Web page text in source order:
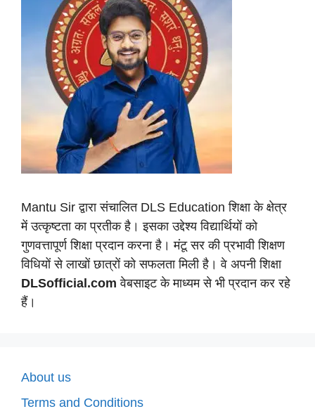
Mantu Sir द्वारा संचालित DLS Education शिक्षा के क्षेत्र
में उत्कृष्टता का प्रतीक है। इसका उद्देश्य विद्यार्थियों को
गुणवत्तापूर्ण शिक्षा प्रदान करना है। मंटू सर की प्रभावी शिक्षण
विधियों से लाखों छात्रों को सफलता मिली है। वे अपनी शिक्षा
DLSofficial.com वेबसाइट के माध्यम से भी प्रदान कर रहे
हैं।
About us
Terms and Conditions